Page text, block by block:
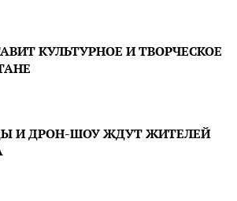
КУЛЬТУРНОЕ И ТВОРЧЕСКОЕ
И ДРОН-ШОУ ЖДУТ ЖИТЕЛЕЙ